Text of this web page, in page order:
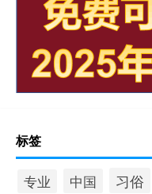
标签
专业 中国 习俗